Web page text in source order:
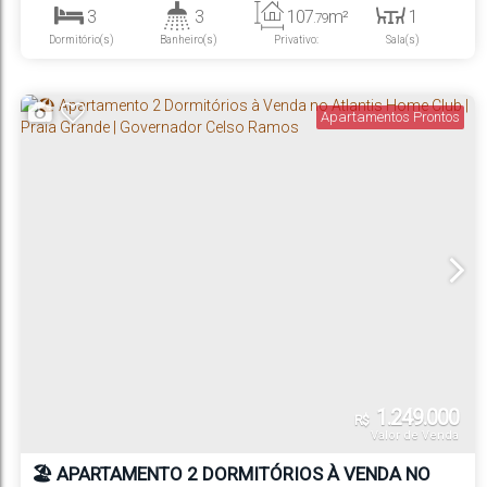
3
Dormitório(s)
3
Banheiro(s) Privativo:
107.79m² 1
Sala(s)
Apartamentos Prontos
R$ 1.249.000
Valor de Venda
🏖️ APARTAMENTO 2 DORMITÓRIOS À VENDA NO